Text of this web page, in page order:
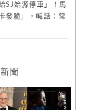
SJ始源停車」！馬
發脆」，喊話：常
聞